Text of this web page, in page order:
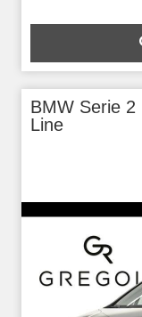
BMW Serie 2
Line